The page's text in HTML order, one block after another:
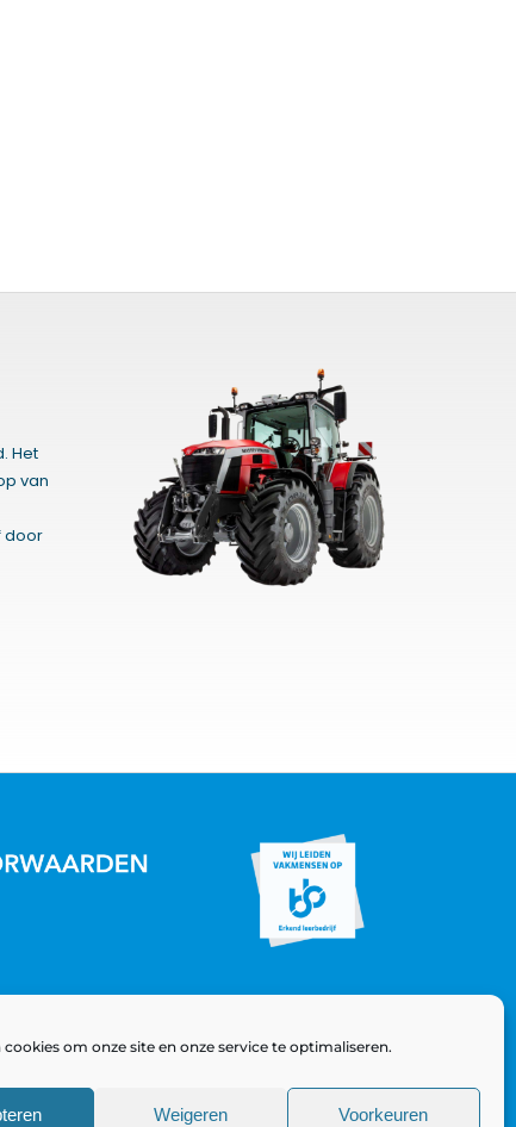
om onze site en onze service te optimaliseren.
Weigeren Voorkeuren
Het
van
door